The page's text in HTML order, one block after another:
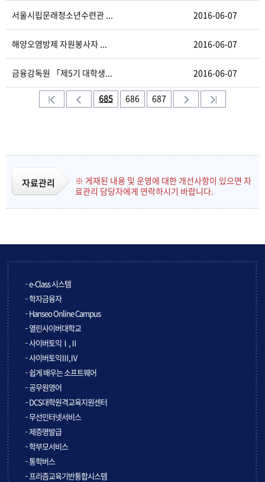
서울시립문래청소년수련관 ... 2016-06-07
해양오염방제 자원봉사자 ... 2016-06-07
금융감독원 「제5기 대학생... 2016-06-07
685 686 687
자료관리
※ 게재된 내용 및 운영에 대한 개선사항이 있으면 자
료관리 담당자에게 연락하시기 바랍니다.
e-Class 시스템
학자금융자
Hanseo Online Campus
열린사이버대학교
사이버토익Ⅰ,Ⅱ
사이버토익Ⅲ,Ⅳ
쉽게 배우는 소프트웨어
공무원영어
DCS대학원격교육지원센터
무선인터넷서비스
제증명발급
학부모서비스
통학버스
프리즘교육기반통합시스템